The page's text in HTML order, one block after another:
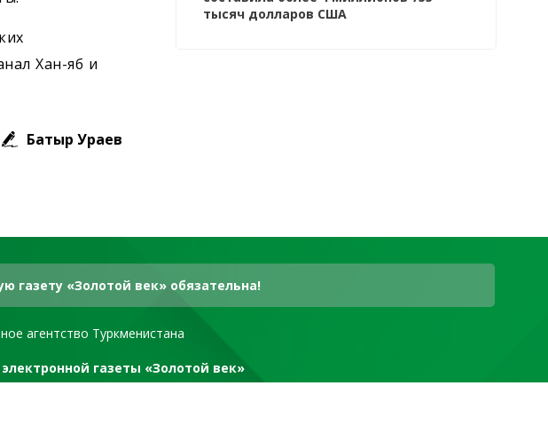
Хан-яб и
Батыр Ураев
тысяч долларов США
газету «Золотой век» обязательна!
агентство Туркменистана
газеты «Золотой век»